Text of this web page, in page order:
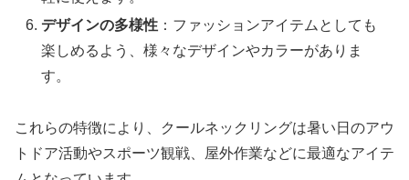
デザインの多様性 ：ファッションアイテムとしても
楽しめるよう、様々なデザインやカラーがありま
す。
これらの特徴により、クールネックリングは暑い日のアウ
トドア活動やスポーツ観戦、屋外作業などに最適なアイテ